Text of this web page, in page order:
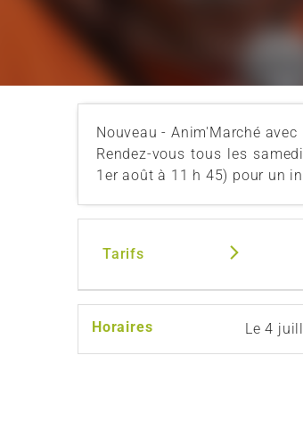
Nouveau - Anim'Marché avec
Rendez-vous tous les
1er août à 11 h 45) pour un
Tarifs
Horaires Le 4